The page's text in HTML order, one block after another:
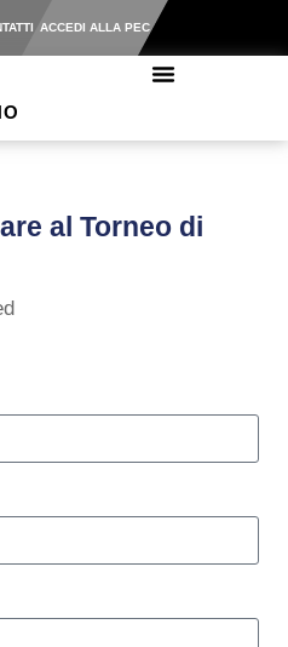
ACCEDI ALLA PEC
al Torneo di